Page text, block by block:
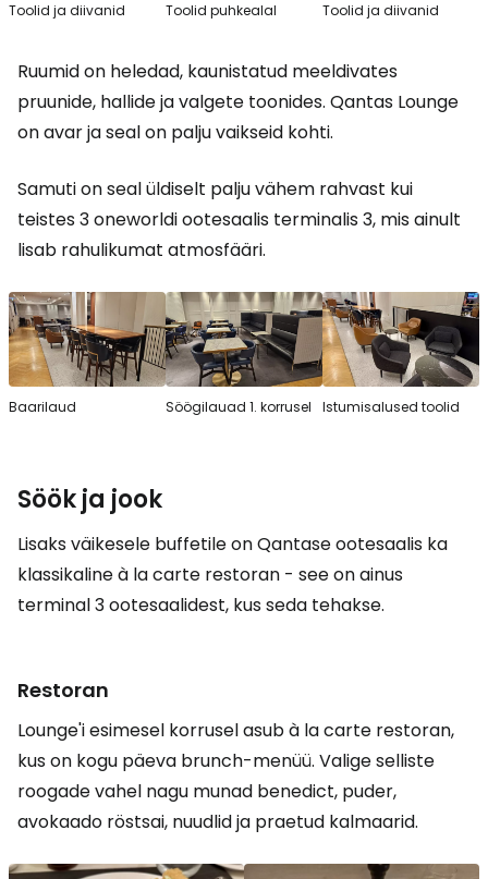
Toolid ja diivanid Toolid puhkealal Toolid ja diivanid
Ruumid on heledad, kaunistatud meeldivates
pruunide, hallide ja valgete toonides. Qantas Lounge
on avar ja seal on palju vaikseid kohti.
Samuti on seal üldiselt palju vähem rahvast kui
teistes 3 oneworldi ootesaalis terminalis 3, mis ainult
lisab rahulikumat atmosfääri.
Baarilaud Söögilauad 1. korrusel Istumisalused toolid
Söök ja jook
Lisaks väikesele buffetile on Qantase ootesaalis ka
klassikaline à la carte restoran - see on ainus
terminal 3 ootesaalidest, kus seda tehakse.
Restoran
Lounge'i esimesel korrusel asub à la carte restoran,
kus on kogu päeva brunch-menüü. Valige selliste
roogade vahel nagu munad benedict, puder,
avokaado röstsai, nuudlid ja praetud kalmaarid.